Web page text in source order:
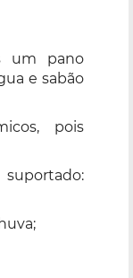
um pano
e sabão
pois